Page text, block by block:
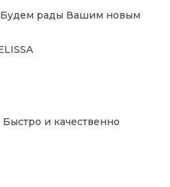
Будем рады Вашим новым
и качественно